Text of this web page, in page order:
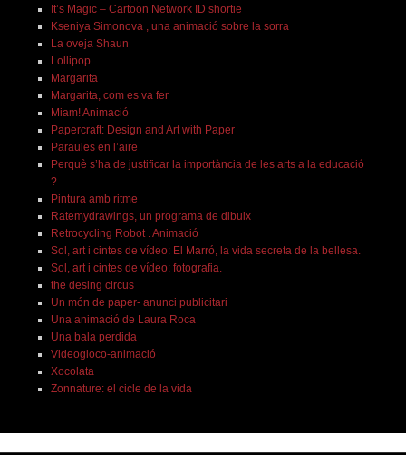
It’s Magic – Cartoon Network ID shortie
Kseniya Simonova , una animació sobre la sorra
La oveja Shaun
Lollipop
Margarita
Margarita, com es va fer
Miam! Animació
Papercraft: Design and Art with Paper
Paraules en l’aire
Perquè s’ha de justificar la importància de les arts a la educació
?
Pintura amb ritme
Ratemydrawings, un programa de dibuix
Retrocycling Robot . Animació
Sol, art i cintes de vídeo: El Marró, la vida secreta de la bellesa.
Sol, art i cintes de vídeo: fotografia.
the desing circus
Un món de paper- anunci publicitari
Una animació de Laura Roca
Una bala perdida
Videogioco-animació
Xocolata
Zonnature: el cicle de la vida